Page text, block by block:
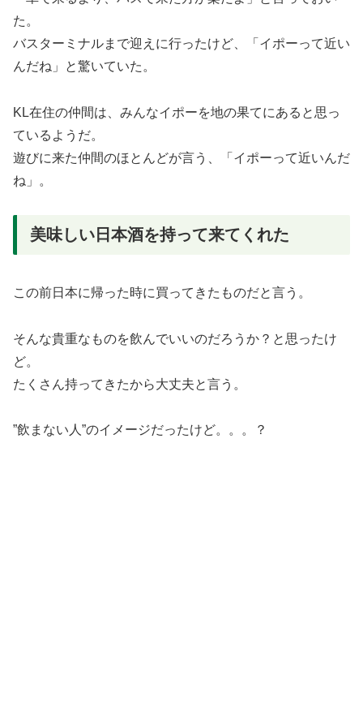
た。
バスターミナルまで迎えに行ったけど、「イポーって近い
んだね」と驚いていた。
KL在住の仲間は、みんなイポーを地の果てにあると思っ
ているようだ。
遊びに来た仲間のほとんどが言う、「イポーって近いんだ
ね」。
美味しい日本酒を持って来てくれた
この前日本に帰った時に買ってきたものだと言う。
そんな貴重なものを飲んでいいのだろうか？と思ったけ
ど。
たくさん持ってきたから大丈夫と言う。
”飲まない人”のイメージだったけど。。。？